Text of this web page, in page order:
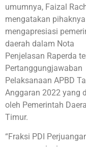
umumnya, Faizal
mengatakan pihaknya
mengapresiasi
daerah dalam Nota
Penjelasan Raperda
Pertanggungjawaban
Pelaksanaan APBD
Anggaran 2022 yang
oleh Pemerintah
Timur.
“Fraksi PDI